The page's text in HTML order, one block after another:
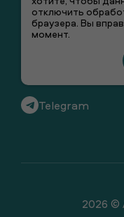
+7 (495) 66-00-
Telegram
2026
отключить
браузера. Вы
момент.